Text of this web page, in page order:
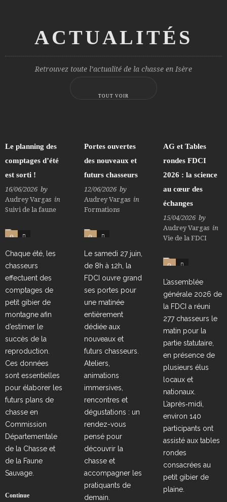
ACTUALITÉS
Retrouvez toute l’actualité de la chasse en Isère
TOUT VOIR
Le planning des
comptages d’été
est sorti !
16/06/2026 by
Audrey Vargas in
Suivi de la faune
0 1
Chaque été, les
chasseurs
effectuent des
comptages de
petit gibier de
montagne afin
d’estimer le
succès de la
reproduction.
Ces données
sont essentielles
pour élaborer les
futurs plans de
chasse en
Commission
Départementale
de la Chasse et
de la Faune
Sauvage.
Continue
Portes ouvertes
des nouveaux et
futurs chasseurs
12/06/2026 by
Audrey Vargas in
Formations
0 0
Le samedi 27 juin,
de 8h à 12h, la
FDCI ouvre grand
ses portes pour
une matinée
entièrement
dédiée aux
nouveaux et
futurs chasseurs.
Ateliers,
animations
immersives,
rencontres et
dégustations : un
rendez-vous
pensé pour
découvrir la
chasse et
accompagner les
pratiquants de
demain.
AG et Tables
rondes FDCI
2026 : la science
au cœur des
échanges
15/04/2026 by
Audrey Vargas in
Vie de la FDCI
0 0
L’assemblée
générale 2026 de
la FDCI a réuni
277 chasseurs le
matin pour la
partie statutaire,
en présence de
plusieurs élus
locaux et
nationaux.
L’après‑midi,
environ 140
participants ont
assisté aux tables
rondes
consacrées au
petit gibier de
plaine.